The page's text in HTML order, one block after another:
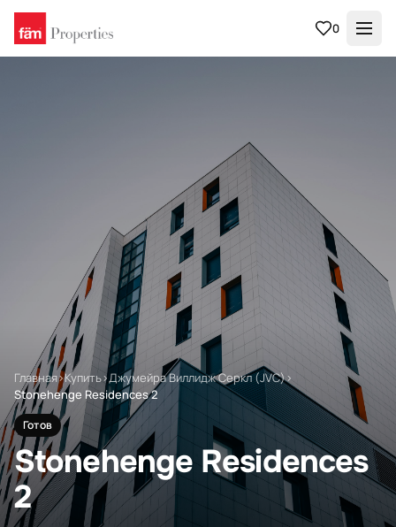
0
Главная›Купить›Джумейра Виллидж Серкл (JVC)›
Stonehenge Residences 2
Готов
Stonehenge Residences
2